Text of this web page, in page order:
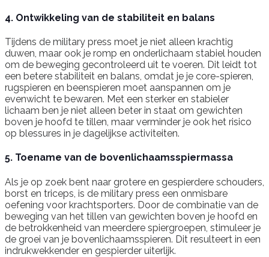
4. Ontwikkeling van de stabiliteit en balans
Tijdens de military press moet je niet alleen krachtig
duwen, maar ook je romp en onderlichaam stabiel houden
om de beweging gecontroleerd uit te voeren. Dit leidt tot
een betere stabiliteit en balans, omdat je je core-spieren,
rugspieren en beenspieren moet aanspannen om je
evenwicht te bewaren. Met een sterker en stabieler
lichaam ben je niet alleen beter in staat om gewichten
boven je hoofd te tillen, maar verminder je ook het risico
op blessures in je dagelijkse activiteiten.
5. Toename van de bovenlichaamsspiermassa
Als je op zoek bent naar grotere en gespierdere schouders,
borst en triceps, is de military press een onmisbare
oefening voor krachtsporters. Door de combinatie van de
beweging van het tillen van gewichten boven je hoofd en
de betrokkenheid van meerdere spiergroepen, stimuleer je
de groei van je bovenlichaamsspieren. Dit resulteert in een
indrukwekkender en gespierder uiterlijk.